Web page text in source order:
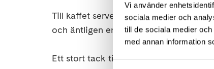
Vi använder
sociala medier och
till de sociala medier
med annan information
Till kaffet serverades Margits
och äntligen en början till
Ett stort tack till Margit, Anna-Karin,